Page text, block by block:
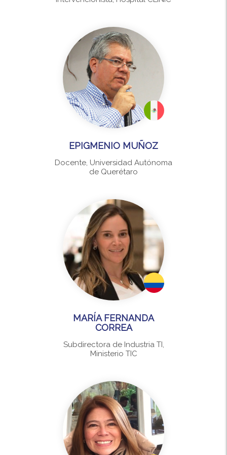
EPIGMENIO MUÑOZ
Docente, Universidad Autónoma
de Querétaro
MARÍA FERNANDA
CORREA
Subdirectora de Industria TI,
Ministerio TIC